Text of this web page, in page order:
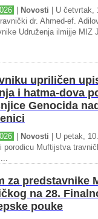
Novosti | U četvrtak,
dr. Ahmed-ef.
Udruženja ilmijje MIZ
upriličen
i hatma-dova
Genocida
Novosti | U petak,
porodicu Muftijstva
za predstavnike
na 28.
pouke